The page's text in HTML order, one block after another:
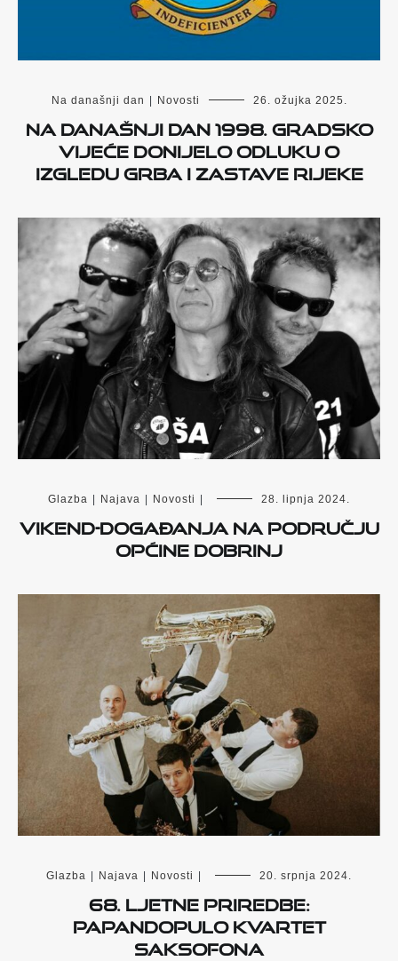
Na današnji dan Novosti 26. ožujka 2025.
Na današnji dan 1998. Gradsko
vijeće donijelo odluku o
izgledu grba i zastave Rijeke
Glazba Najava Novosti 28. lipnja 2024.
Vikend-događanja na području
Općine Dobrinj
Glazba Najava Novosti 20. srpnja 2024.
68. Ljetne priredbe:
Papandopulo kvartet
saksofona